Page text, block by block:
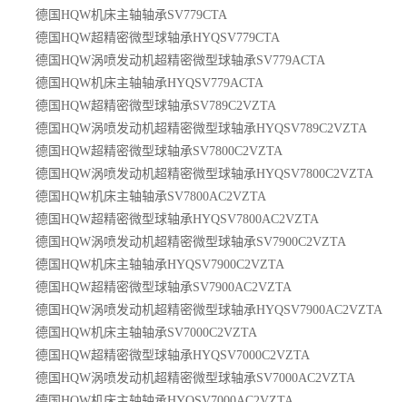
德国HQW机床主轴轴承SV779CTA
德国HQW超精密微型球轴承HYQSV779CTA
德国HQW涡喷发动机超精密微型球轴承SV779ACTA
德国HQW机床主轴轴承HYQSV779ACTA
德国HQW超精密微型球轴承SV789C2VZTA
德国HQW涡喷发动机超精密微型球轴承HYQSV789C2VZTA
德国HQW超精密微型球轴承SV7800C2VZTA
德国HQW涡喷发动机超精密微型球轴承HYQSV7800C2VZTA
德国HQW机床主轴轴承SV7800AC2VZTA
德国HQW超精密微型球轴承HYQSV7800AC2VZTA
德国HQW涡喷发动机超精密微型球轴承SV7900C2VZTA
德国HQW机床主轴轴承HYQSV7900C2VZTA
德国HQW超精密微型球轴承SV7900AC2VZTA
德国HQW涡喷发动机超精密微型球轴承HYQSV7900AC2VZTA
德国HQW机床主轴轴承SV7000C2VZTA
德国HQW超精密微型球轴承HYQSV7000C2VZTA
德国HQW涡喷发动机超精密微型球轴承SV7000AC2VZTA